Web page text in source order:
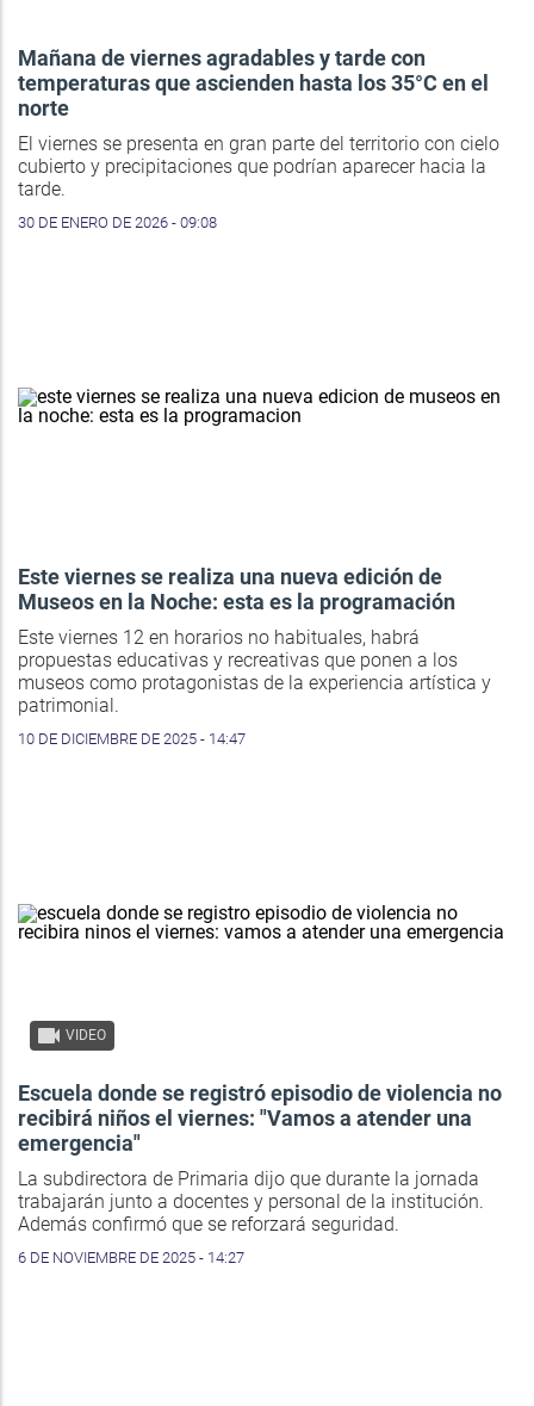
Mañana de viernes agradables y tarde con
temperaturas que ascienden hasta los 35°C en el
norte
El viernes se presenta en gran parte del territorio con cielo
cubierto y precipitaciones que podrían aparecer hacia la
tarde.
30 DE ENERO DE 2026 - 09:08
Este viernes se realiza una nueva edición de
Museos en la Noche: esta es la programación
Este viernes 12 en horarios no habituales, habrá
propuestas educativas y recreativas que ponen a los
museos como protagonistas de la experiencia artística y
patrimonial.
10 DE DICIEMBRE DE 2025 - 14:47
VIDEO
Escuela donde se registró episodio de violencia no
recibirá niños el viernes: "Vamos a atender una
emergencia"
La subdirectora de Primaria dijo que durante la jornada
trabajarán junto a docentes y personal de la institución.
Además confirmó que se reforzará seguridad.
6 DE NOVIEMBRE DE 2025 - 14:27